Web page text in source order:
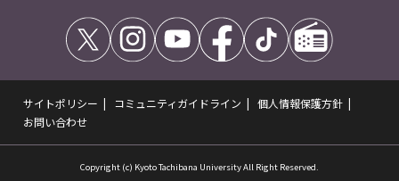
サイトポリシー コミュニティガイドライン
個人情報保護方針
お問い合わせ
Copyright (c) Kyoto Tachibana University All Right Reserved.